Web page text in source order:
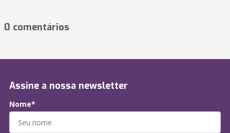
0 comentários
Assine a nossa newsletter
Nome*